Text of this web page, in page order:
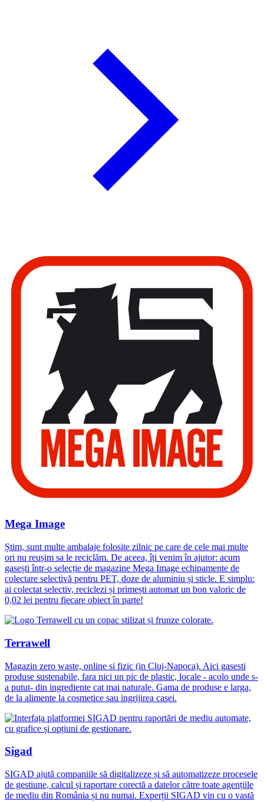
Mega Image
Știm, sunt multe ambalaje folosite zilnic pe care de cele mai multe
ori nu reușim sa le reciclăm. De aceea, îți venim în ajutor: acum
gasești într-o selecție de magazine Mega Image echipamente de
colectare selectivă pentru PET, doze de aluminiu și sticle. E simplu:
ai colectat selectiv, reciclezi și primești automat un bon valoric de
0,02 lei pentru fiecare obiect în parte!
Terrawell
Magazin zero waste, online si fizic (in Cluj-Napoca). Aici gasesti
produse sustenabile, fara nici un pic de plastic, locale - acolo unde s-
a putut- din ingrediente cat mai naturale. Gama de produse e larga,
de la alimente la cosmetice sau ingrijirea casei.
Sigad
SIGAD ajută companiile să digitalizeze și să automatizeze procesele
de gestiune, calcul și raportare corectă a datelor către toate agențiile
de mediu din România și nu numai. Experții SIGAD vin cu o vastă